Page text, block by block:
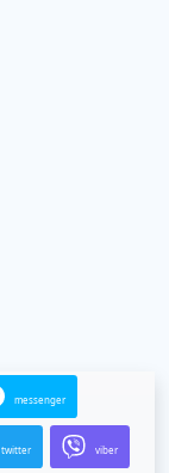
messenger
twitter viber